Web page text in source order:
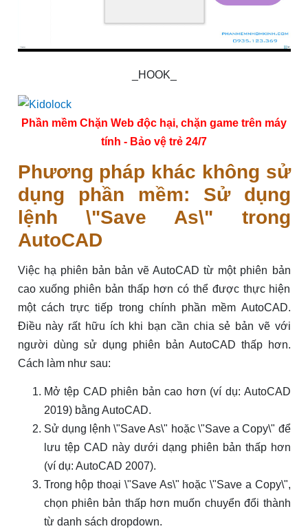
_HOOK_
Phần mềm Chặn Web độc hại, chặn game trên máy
tính - Bảo vệ trẻ 24/7
Phương pháp khác không sử
dụng phần mềm: Sử dụng
lệnh \"Save As\" trong
AutoCAD
Việc hạ phiên bản bản vẽ AutoCAD từ một phiên bản
cao xuống phiên bản thấp hơn có thể được thực hiện
một cách trực tiếp trong chính phần mềm AutoCAD.
Điều này rất hữu ích khi bạn cần chia sẻ bản vẽ với
người dùng sử dụng phiên bản AutoCAD thấp hơn.
Cách làm như sau:
Mở tệp CAD phiên bản cao hơn (ví dụ: AutoCAD
2019) bằng AutoCAD.
Sử dụng lệnh \"Save As\" hoặc \"Save a Copy\" để
lưu tệp CAD này dưới dạng phiên bản thấp hơn
(ví dụ: AutoCAD 2007).
Trong hộp thoại \"Save As\" hoặc \"Save a Copy\",
chọn phiên bản thấp hơn muốn chuyển đổi thành
từ danh sách dropdown.